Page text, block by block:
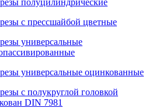
полуцилиндрические
с прессшайбой цветные
универсальные
универсальные оцинкованные
с полукруглой головкой
DIN 7981